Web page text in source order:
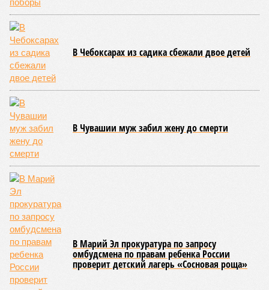
осмотров сотрудников лагерей.
Особый контроль был направлен на персонал,
работающий на пищеблоках. В ходе этих проверок у 20
человек были обнаружены возбудители инфекций –
указанные сотрудники были незамедлительно отстранены
от выполнения своих обязанностей и направлены на
лечение.
Представители ведомства отметили, что оперативное
принятие указанных мер позволило избежать
возникновения массовых инфекционных заболеваний
среди детей, находившихся в оздоровительных
учреждениях.
Помимо этого, специалистами проводился лабораторный
контроль качества воды и готовой продукции: из всех
отобранных проб воды в двух случаях (что составило
1,9%) были зафиксированы отклонения по
микробиологическим показателям; также одно готовое
блюдо не соответствовало установленным нормам по
показателю калорийности.